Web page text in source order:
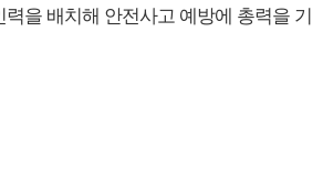
력을 배치해 안전사고 예방에 총력을 기